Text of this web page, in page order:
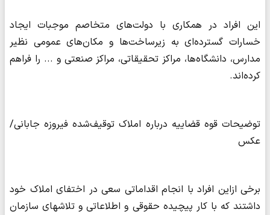
این افراد در همکاری با دولت‌های متخاصم موجبات ایجاد
خسارات گسترده‌ای به زیرساخت‌ها و مکان‌های عمومی نظیر
مدارس، دانشگاه‌ها، مراکز تحقیقاتی، مراکز صنعتی و ... را فراهم
کرده‌اند.
توضیحات قوه قضاییه درباره املاک توقیف‌شده فیروزه جابانی/
عکس
برخی ازاین افراد با انجام اقداماتی سعی در اختفای املاک خود
داشتند که با کار پیچیده حقوقی و اطلاعاتی و تلاش‎های سازمان